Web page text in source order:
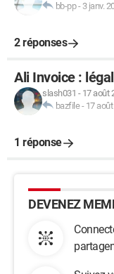
bb-pp- 3 janv.
2 réponses
Ali Invoice :
slash031 - 17 août
bazfile- 17
1 réponse
DEVENEZ